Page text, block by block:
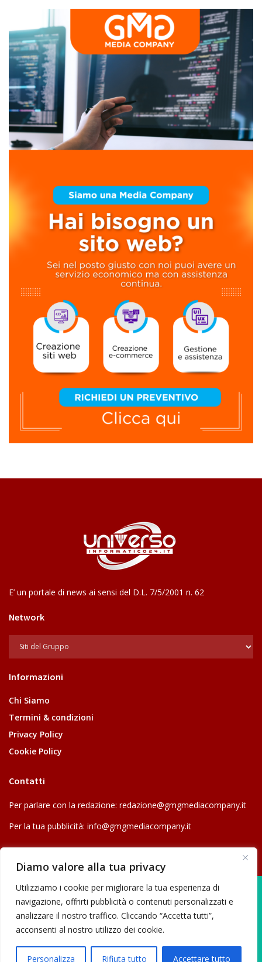
Diamo valore alla tua privacy
Utilizziamo i cookie per migliorare la tua esperienza di
navigazione, offrirti pubblicità o contenuti personalizzati e
analizzare il nostro traffico. Cliccando “Accetta tutti”,
acconsenti al nostro utilizzo dei cookie.
Personalizza Rifiuta tutto Accettare tutto
E’ un portale di news ai sensi del D.L. 7/5/2001 n. 62
Network
Informazioni
Chi Siamo
Termini & condizioni
Privacy Policy
Cookie Policy
Contatti
Per parlare con la redazione: redazione@gmgmediacompany.it
Per la tua pubblicità: info@gmgmediacompany.it
03234710642 | C.F: MSSGLC89D15L483O | REA: AV - 313130 | Domicilio